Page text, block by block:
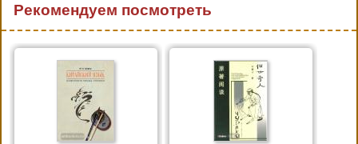
Рекомендуем посмотреть